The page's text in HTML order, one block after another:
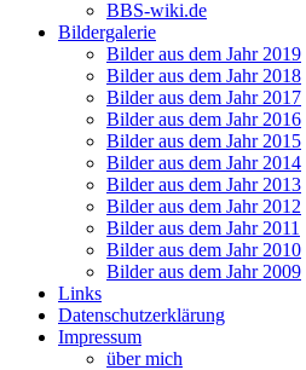
BBS-wiki.de
Bildergalerie
Bilder aus dem Jahr 2019
Bilder aus dem Jahr 2018
Bilder aus dem Jahr 2017
Bilder aus dem Jahr 2016
Bilder aus dem Jahr 2015
Bilder aus dem Jahr 2014
Bilder aus dem Jahr 2013
Bilder aus dem Jahr 2012
Bilder aus dem Jahr 2011
Bilder aus dem Jahr 2010
Bilder aus dem Jahr 2009
Links
Datenschutzerklärung
Impressum
über mich